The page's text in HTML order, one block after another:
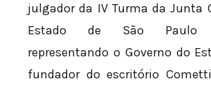
julgador da IV Turma da Junta
Estado de São Paulo
representando o Governo do
fundador do escritório